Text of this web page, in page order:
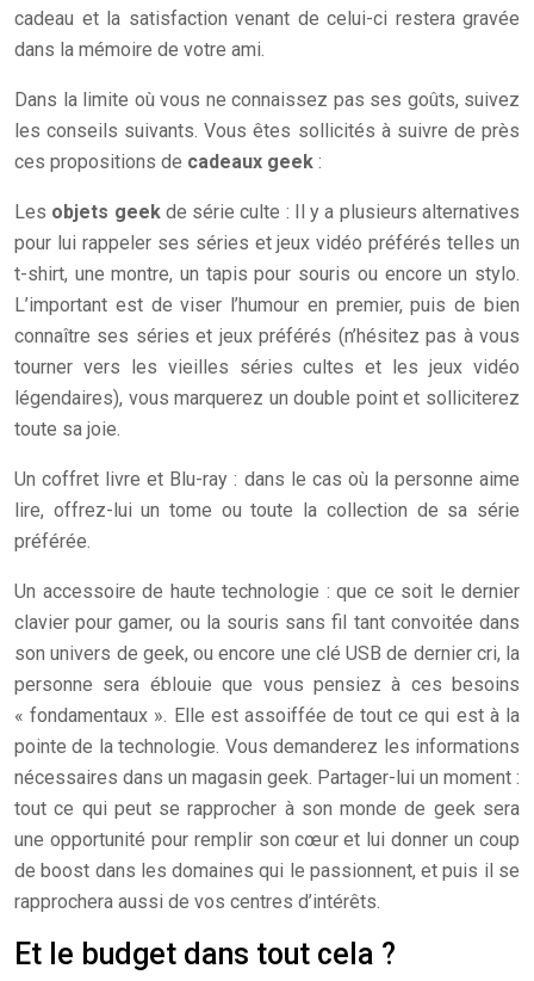
cadeau et la satisfaction venant de celui-ci restera gravée
dans la mémoire de votre ami.
Dans la limite où vous ne connaissez pas ses goûts, suivez
les conseils suivants. Vous êtes sollicités à suivre de près
ces propositions de cadeaux geek :
Les objets geekde série culte : Il y a plusieurs alternatives
pour lui rappeler ses séries et jeux vidéo préférés telles un
t-shirt, une montre, un tapis pour souris ou encore un stylo.
L’important est de viser l’humour en premier, puis de bien
connaître ses séries et jeux préférés (n’hésitez pas à vous
tourner vers les vieilles séries cultes et les jeux vidéo
légendaires), vous marquerez un double point et solliciterez
toute sa joie.
Un coffret livre et Blu-ray : dans le cas où la personne aime
lire, offrez-lui un tome ou toute la collection de sa série
préférée.
Un accessoire de haute technologie : que ce soit le dernier
clavier pour gamer, ou la souris sans fil tant convoitée dans
son univers de geek, ou encore une clé USB de dernier cri, la
personne sera éblouie que vous pensiez à ces besoins
« fondamentaux ». Elle est assoiffée de tout ce qui est à la
pointe de la technologie. Vous demanderez les informations
nécessaires dans un magasin geek. Partager-lui un moment :
tout ce qui peut se rapprocher à son monde de geek sera
une opportunité pour remplir son cœur et lui donner un coup
de boost dans les domaines qui le passionnent, et puis il se
rapprochera aussi de vos centres d’intérêts.
Et le budget dans tout cela ?